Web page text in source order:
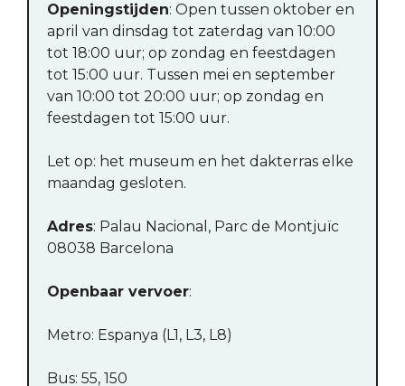
Openingstijden: Open tussen oktober en
april van dinsdag tot zaterdag van 10:00
tot 18:00 uur; op zondag en feestdagen
tot 15:00 uur. Tussen mei en september
van 10:00 tot 20:00 uur; op zondag en
feestdagen tot 15:00 uur.
Let op: het museum en het dakterras elke
maandag gesloten.
Adres: Palau Nacional, Parc de Montjuïc
08038 Barcelona
Openbaar vervoer:
Metro: Espanya (L1, L3, L8)
Bus: 55, 150